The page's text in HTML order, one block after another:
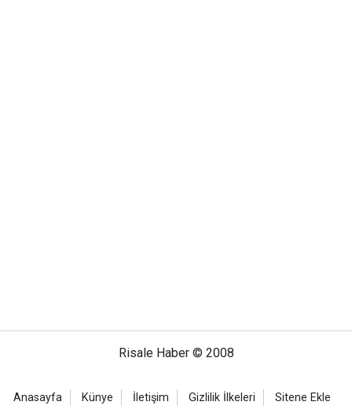
Risale Haber © 2008
Anasayfa Künye İletişim Gizlilik İlkeleri Sitene Ekle